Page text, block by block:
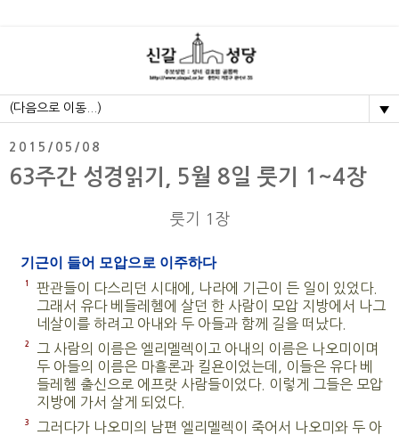
▼
2015/05/08
63주간 성경읽기, 5월 8일 룻기 1~4장
룻기 1장
기근이 들어 모압으로 이주하다
1
판관들이 다스리던 시대에, 나라에 기근이 든 일이 있었다.
그래서 유다 베들레헴에 살던 한 사람이 모압 지방에서 나그
네살이를 하려고 아내와 두 아들과 함께 길을 떠났다.
2
그 사람의 이름은 엘리멜렉이고 아내의 이름은 나오미이며
두 아들의 이름은 마흘론과 킬욘이었는데, 이들은 유다 베
들레헴 출신으로 에프랏 사람들이었다. 이렇게 그들은 모압
지방에 가서 살게 되었다.
3
그러다가 나오미의 남편 엘리멜렉이 죽어서 나오미와 두 아